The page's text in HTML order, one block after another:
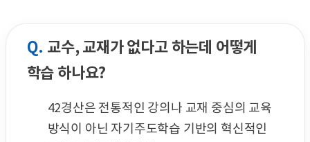
Q. 교수, 교재가 없다고 하는데 어떻게
학습 하나요?
42경산은 전통적인 강의나 교재 중심의 교육
방식이 아닌 자기주도학습 기반의 혁신적인